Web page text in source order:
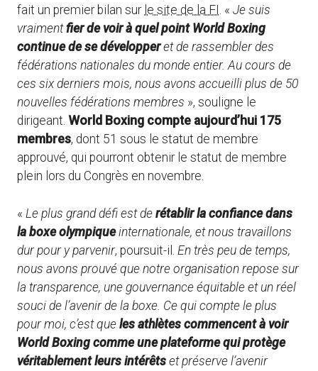
fait un premier bilan sur le site de la FI . « Je suis
vraimentfier de voir à quel point World Boxing
continue de se développeret de rassembler des
fédérations nationales du monde entier. Au cours de
ces six derniers mois, nous avons accueilli plus de 50
nouvelles fédérations membres », souligne le
dirigeant. World Boxing compte aujourd’hui 175
membres, dont 51 sous le statut de membre
approuvé, qui pourront obtenir le statut de membre
plein lors du Congrès en novembre.
« Le plus grand défi est de rétablir la confiance dans
la boxe olympiqueinternationale, et nous travaillons
dur pour y parvenir, poursuit-il. En très peu de temps,
nous avons prouvé que notre organisation repose sur
la transparence, une gouvernance équitable et un réel
souci de l’avenir de la boxe. Ce qui compte le plus
pour moi, c’est que les athlètes commencent à voir
World Boxing comme une plateforme qui protège
véritablement leurs intérêts et préserve l’avenir